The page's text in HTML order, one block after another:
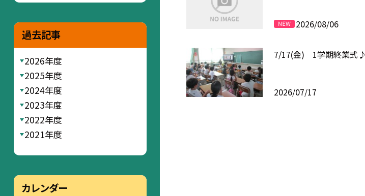
2026/08/06
7/17(金) 1学期終業式♪
2026/07/17
過去記事
2026年度
2025年度
2024年度
2023年度
2022年度
2021年度
カレンダー